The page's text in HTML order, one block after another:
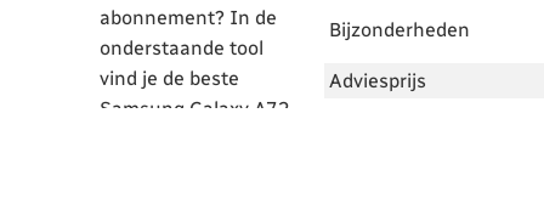
abonnement? In de
onderstaande tool
vind je de beste
Samsung Galaxy A72
Bijzonderheden
Adviesprijs